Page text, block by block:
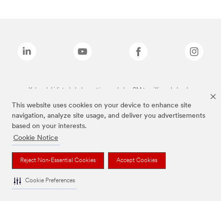
This website uses cookies on your device to enhance site
navigation, analyze site usage, and deliver you advertisements
based on your interests.
Cookie Notice
Reject Non-Essential Cookies Accept Cookies
Cookie Preferences
Yukarıdaki listede bulunan tüm markalar, 3M tescilli markalarıdır.